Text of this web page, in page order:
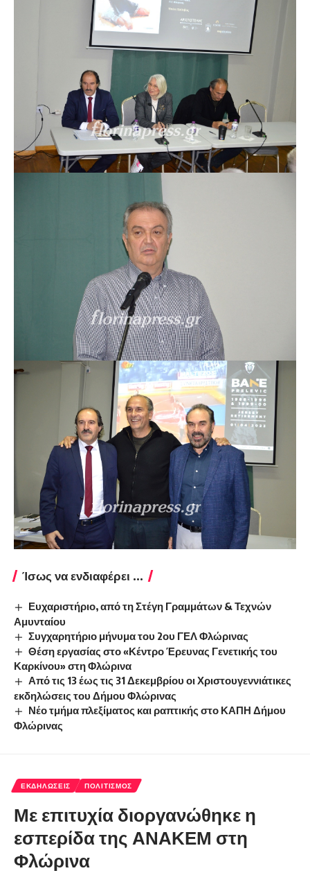
Ίσως να ενδιαφέρει ...
Ευχαριστήριο, από τη Στέγη Γραμμάτων & Τεχνών
Αμυνταίου
Συγχαρητήριο μήνυμα του 2ου ΓΕΛ Φλώρινας
Θέση εργασίας στο «Κέντρο Έρευνας Γενετικής του
Καρκίνου» στη Φλώρινα
Από τις 13 έως τις 31 Δεκεμβρίου οι Χριστουγεννιάτικες
εκδηλώσεις του Δήμου Φλώρινας
Νέο τμήμα πλεξίματος και ραπτικής στο ΚΑΠΗ Δήμου
Φλώρινας
ΕΚΔΗΛΏΣΕΙΣ ΠΟΛΙΤΙΣΜΌΣ
Με επιτυχία διοργανώθηκε η
εσπερίδα της ΑΝΑΚΕΜ στη
Φλώρινα